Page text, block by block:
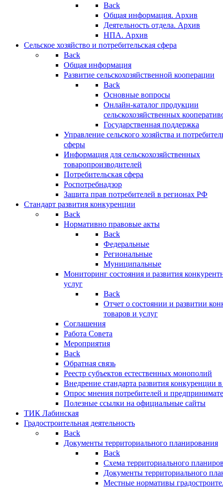
Back
Общая информация. Архив
Деятельность отдела. Архив
НПА. Архив
Сельское хозяйство и потребительская сфера
Back
Общая информация
Развитие сельскохозяйственной кооперации
Back
Основные вопросы
Онлайн-каталог продукции
сельскохозяйственных
Государственная поддержка
Управление сельского хозяйства и
сферы
Информация для сельскохозяйственных
товаропроизводителей
Потребительская сфера
Роспотребнадзор
Защита прав потребителей в регионах РФ
Стандарт развития конкуренции
Back
Нормативно правовые акты
Back
Федеральные
Региональные
Муниципальные
Мониторинг состояния и развития
услуг
Back
Отчет о состоянии и развитии
товаров и услуг
Соглашения
Работа Совета
Мероприятия
Back
Обратная связь
Реестр субъектов естественных монополий
Внедрение стандарта развития конкуренции
Опрос мнения потребителей и
Полезные ссылки на официальные сайты
ТИК Лабинская
Градостроительная деятельность
Back
Документы территориального планирования
Back
Схема территориального
Документы территориального
Местные нормативы